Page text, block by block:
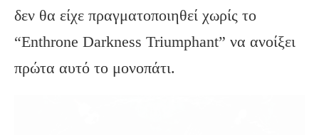
δεν θα είχε πραγματοποιηθεί χωρίς το
“Enthrone Darkness Triumphant” να ανοίξει
πρώτα αυτό το μονοπάτι.